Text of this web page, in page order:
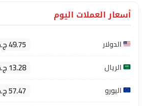
أسعار العملات اليوم
الدولار 49.75 ج.م
الريال 13.28 ج.م
اليورو 57.47 ج.م